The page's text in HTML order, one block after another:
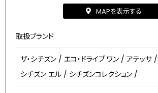
MAPを表示する
取扱ブランド
ザ・シチズン / エコ・ドライブ ワン / アテッサ /
シチズン エル / シチズンコレクション /